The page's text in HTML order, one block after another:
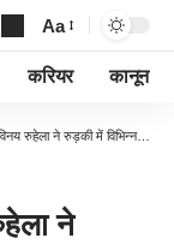
Font
Resizer
Aa
करियर कानून
जल भराव क्षेत्रों का किया स्थलीय निरीक्षण
ने